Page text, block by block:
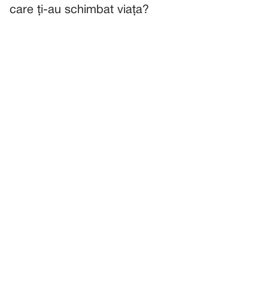
care ți-au schimbat viața?